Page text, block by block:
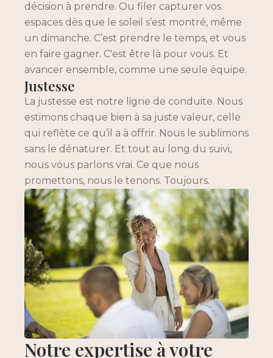
décision à prendre. Ou filer capturer vos
espaces dès que le soleil s’est montré, même
un dimanche. C’est prendre le temps, et vous
en faire gagner. C'est être là pour vous. Et
avancer ensemble, comme une seule équipe.
Justesse
La justesse est notre ligne de conduite. Nous
estimons chaque bien à sa juste valeur, celle
qui reflète ce qu’il a à offrir. Nous le sublimons
sans le dénaturer. Et tout au long du suivi,
nous vous parlons vrai. Ce que nous
promettons, nous le tenons. Toujours.
Notre expertise à votre